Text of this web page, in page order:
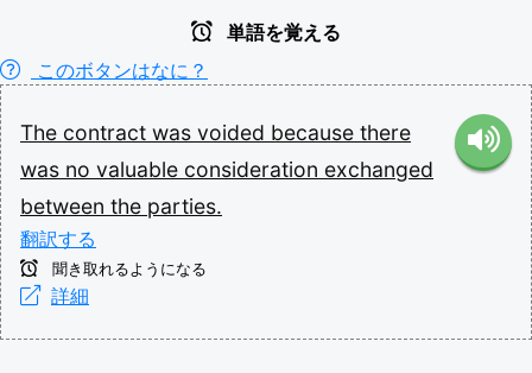
単語を覚える
このボタンはなに？
The contract was voided because there
was no valuable consideration exchanged
between the parties.
翻訳する
聞き取れるようになる
詳細